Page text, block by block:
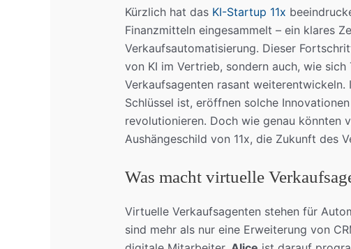
Kürzlich hat das KI-Startup 11x
Finanzmitteln eingesammelt – ein klares
Verkaufsautomatisierung. Dieser
von KI im Vertrieb, sondern auch, wie
Verkaufsagenten rasant
Schlüssel ist, eröffnen solche
revolutionieren. Doch wie genau könnten
Aushängeschild von 11x, die Zukunft des
Was macht virtuelle
Virtuelle Verkaufsagenten stehen für
sind mehr als nur eine Erweiterung von